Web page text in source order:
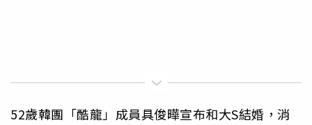
52歲韓團「酷龍」成員具俊曄宣布和大S結婚，消